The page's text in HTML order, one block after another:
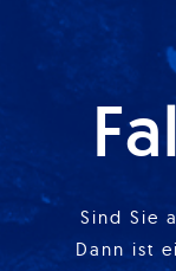
Sind Sie
Dann ist